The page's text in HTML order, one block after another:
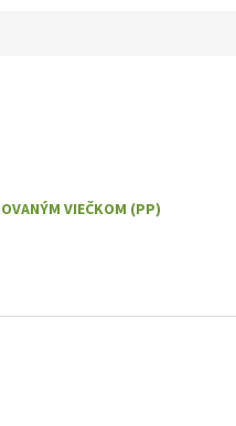
VIEČKOM (PP)